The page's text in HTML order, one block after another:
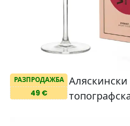
РАЗПРОДАЖБА
49 €